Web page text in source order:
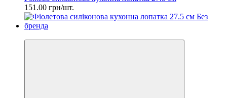
151.00 грн/шт.